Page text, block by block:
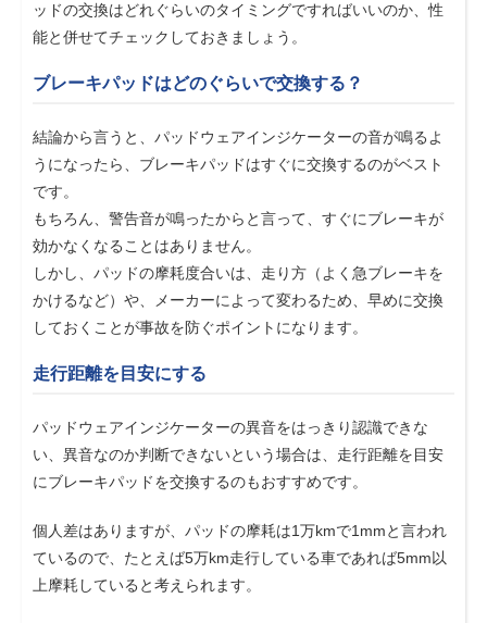
ッドの交換はどれぐらいのタイミングですればいいのか、性
能と併せてチェックしておきましょう。
ブレーキパッドはどのぐらいで交換する？
結論から言うと、パッドウェアインジケーターの音が鳴るよ
うになったら、ブレーキパッドはすぐに交換するのがベスト
です。
もちろん、警告音が鳴ったからと言って、すぐにブレーキが
効かなくなることはありません。
しかし、パッドの摩耗度合いは、走り方（よく急ブレーキを
かけるなど）や、メーカーによって変わるため、早めに交換
しておくことが事故を防ぐポイントになります。
走行距離を目安にする
パッドウェアインジケーターの異音をはっきり認識できな
い、異音なのか判断できないという場合は、走行距離を目安
にブレーキパッドを交換するのもおすすめです。
個人差はありますが、パッドの摩耗は1万kmで1mmと言われ
ているので、たとえば5万km走行している車であれば5mm以
上摩耗していると考えられます。